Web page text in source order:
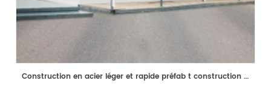
Construction en acier léger et rapide préfab t construction à vendre